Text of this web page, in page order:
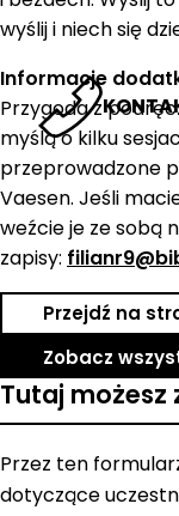
wyślij i niech się
Informacje
Przygoda z
myślą o kilku
przeprowadzone
Vaesen. Jeśli
weźcie je ze sobą
zapisy:
Przejdź na
Zobacz
Tutaj możesz
Przez ten
dotyczące